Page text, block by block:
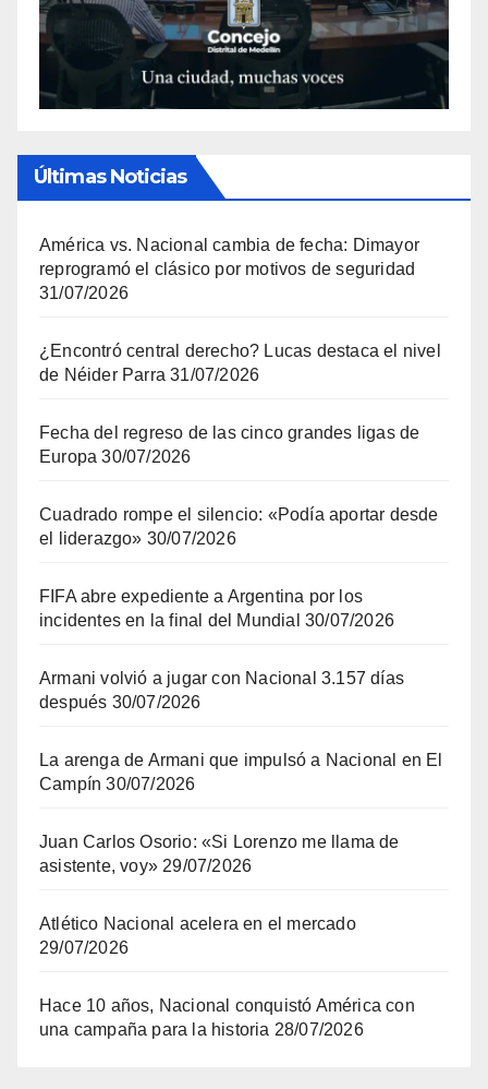
Últimas Noticias
América vs. Nacional cambia de fecha: Dimayor
reprogramó el clásico por motivos de seguridad
31/07/2026
¿Encontró central derecho? Lucas destaca el nivel
de Néider Parra 31/07/2026
Fecha del regreso de las cinco grandes ligas de
Europa 30/07/2026
Cuadrado rompe el silencio: «Podía aportar desde
el liderazgo» 30/07/2026
FIFA abre expediente a Argentina por los
incidentes en la final del Mundial 30/07/2026
Armani volvió a jugar con Nacional 3.157 días
después 30/07/2026
La arenga de Armani que impulsó a Nacional en El
Campín 30/07/2026
Juan Carlos Osorio: «Si Lorenzo me llama de
asistente, voy» 29/07/2026
Atlético Nacional acelera en el mercado
29/07/2026
Hace 10 años, Nacional conquistó América con
una campaña para la historia 28/07/2026